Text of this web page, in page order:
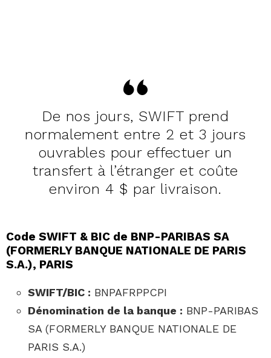
De nos jours, SWIFT prend
normalement entre 2 et 3 jours
ouvrables pour effectuer un
transfert à l’étranger et coûte
environ 4 $ par livraison.
Code SWIFT & BIC de BNP-PARIBAS SA
(FORMERLY BANQUE NATIONALE DE PARIS
S.A.), PARIS
SWIFT/BIC : BNPAFRPPCPI
Dénomination de la banque : BNP-PARIBAS
SA (FORMERLY BANQUE NATIONALE DE
PARIS S.A.)